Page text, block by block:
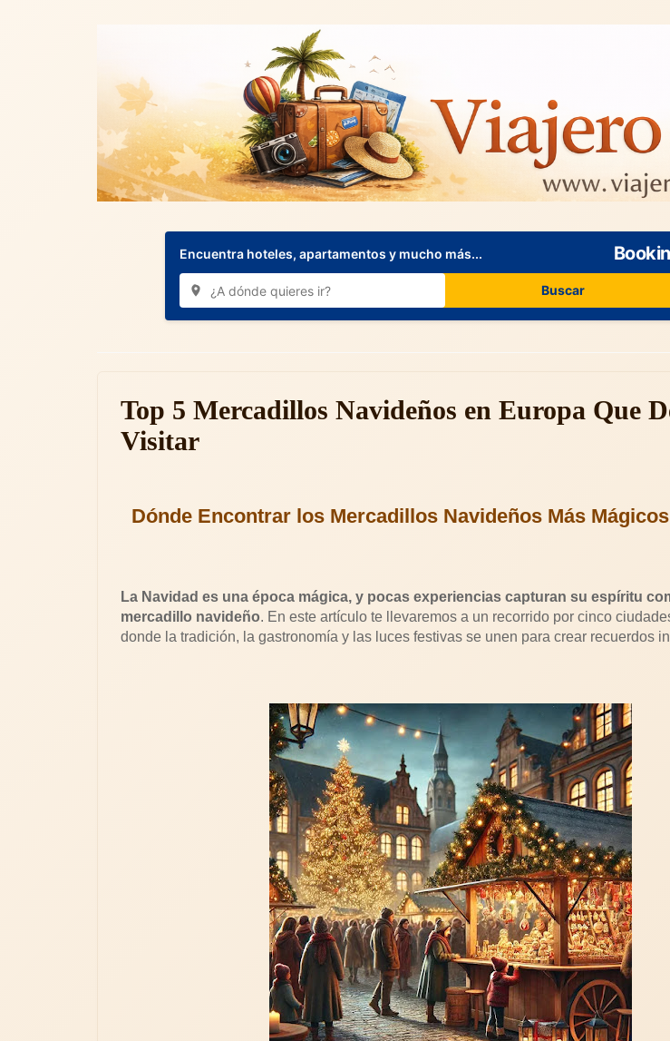
Encuentra hoteles, apartamentos y mucho más...
Buscar
Top 5 Mercadillos Navideños en Europa Que
Visitar
Dónde Encontrar los Mercadillos Navideños Más
La Navidad es una época mágica, y pocas experiencias capturan su espíritu
mercadillo navideño. En este artículo te llevaremos a un recorrido por cinco
donde la tradición, la gastronomía y las luces festivas se unen para crear recuerdos